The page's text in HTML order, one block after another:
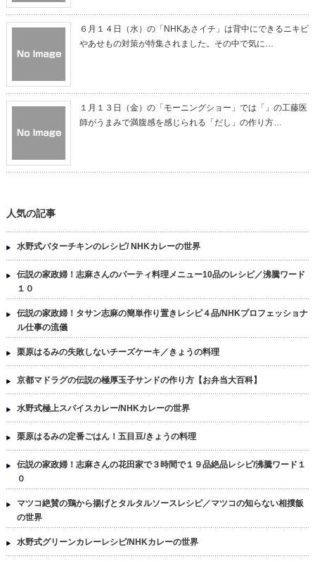
６月１４日（水）の「NHKあさイチ」は背中にできるニキビ
やあせもの対策が特集されました。その中で気に…
１月１３日（金）の「モーニングショー」では「」の工藤医
師がうまみで満腹感を感じられる「だし」の作り方…
人気の記事
水野式バターチキンのレシピ/ NHKカレーの世界
伝説の家政婦！志麻さんのパーティ料理メニュー10品のレシピ／沸騰ワード
１０
伝説の家政婦！タサン志麻の簡単作り置きレシピ４品/NHKプロフェッショナ
ル仕事の流儀
栗原はるみの失敗しないチーズケーキ／きょうの料理
京都マドラグの伝説の極厚玉子サンドの作り方【お弁当大百科】
水野式極上スパイスカレー/NHKカレーの世界
栗原はるみの定番ごはん！五目豆/きょうの料理
伝説の家政婦！志麻さんの花田家で３時間で１９品絶品レシピ/沸騰ワード１
０
マツコ絶賛の鶏から揚げとタルタルソースレシピ／マツコの知らない相撲飯
の世界
水野式グリーンカレーレシピ/NHKカレーの世界